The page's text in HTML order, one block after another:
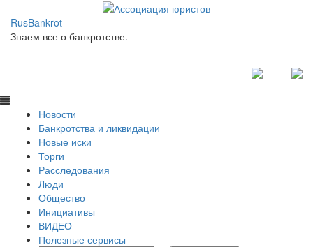
RusBankrot
Знаем все о банкротстве.
Новости
Банкротства и ликвидации
Новые иски
Торги
Расследования
Люди
Общество
Инициативы
ВИДЕО
Полезные сервисы